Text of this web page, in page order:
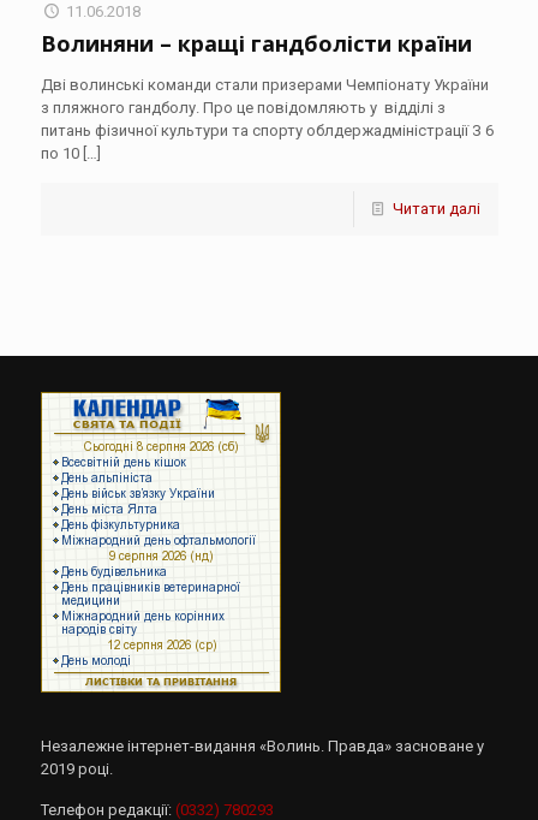
11.06.2018
Волиняни – кращі гандболісти країни
Дві волинські команди стали призерами Чемпіонату України
з пляжного гандболу. Про це повідомляють у відділі з
питань фізичної культури та спорту облдержадміністрації З 6
по 10[…]
Читати далі
Незалежне інтернет-видання «Волинь. Правда» засноване у
2019 році.
Телефон редакції: (0332) 780293